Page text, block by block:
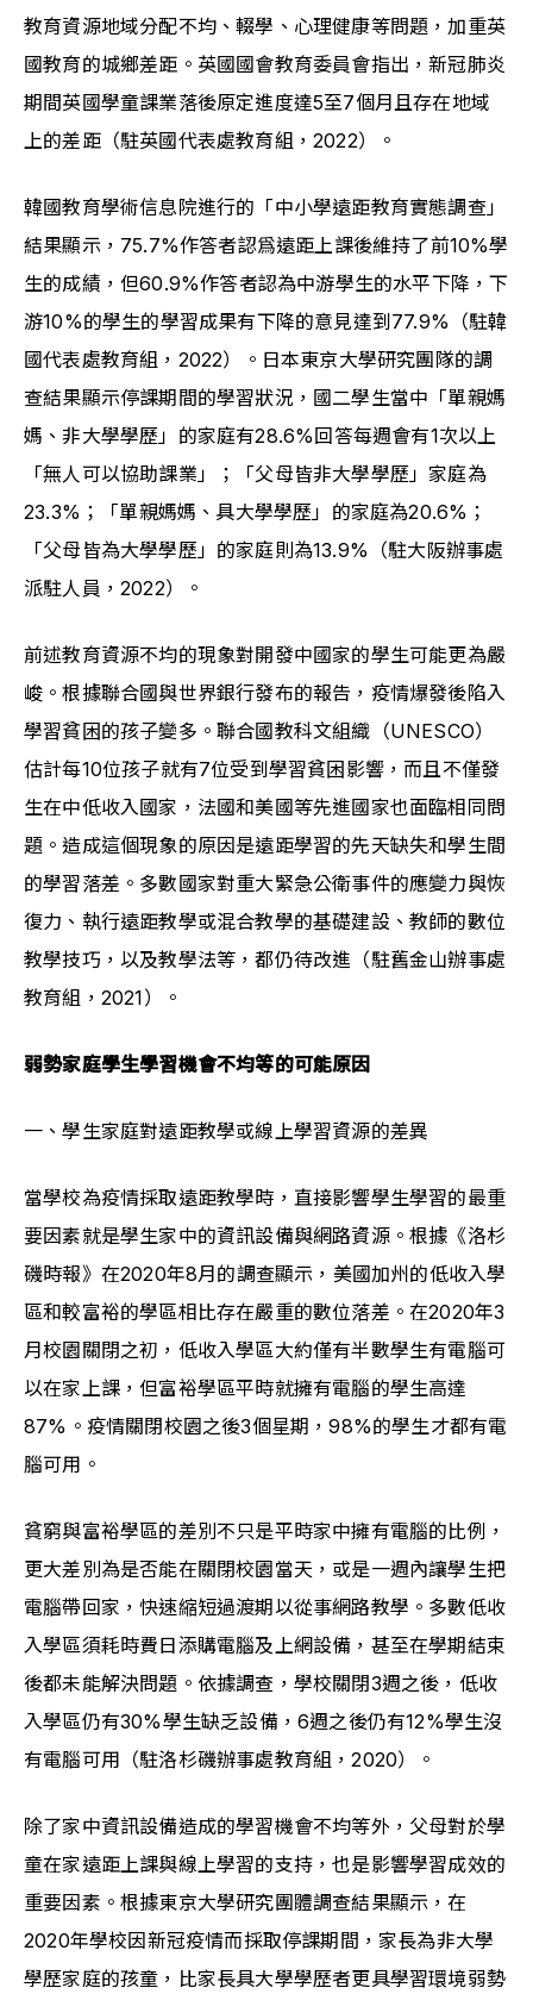
教育資源地域分配不均、輟學、心理健康等問題，加重英
國教育的城鄉差距。英國國會教育委員會指出，新冠肺炎
期間英國學童課業落後原定進度達5至7個月且存在地域
上的差距（駐英國代表處教育組，2022）。
韓國教育學術信息院進行的「中小學遠距教育實態調查」
結果顯示，75.7%作答者認爲遠距上課後維持了前10%學
生的成績，但60.9%作答者認為中游學生的水平下降，下
游10%的學生的學習成果有下降的意見達到77.9%（駐韓
國代表處教育組，2022）。日本東京大學研究團隊的調
查結果顯示停課期間的學習狀況，國二學生當中「單親媽
媽、非大學學歷」的家庭有28.6%回答每週會有1次以上
「無人可以協助課業」；「父母皆非大學學歷」家庭為
23.3%；「單親媽媽、具大學學歷」的家庭為20.6%；
「父母皆為大學學歷」的家庭則為13.9%（駐大阪辦事處
派駐人員，2022）。
前述教育資源不均的現象對開發中國家的學生可能更為嚴
峻。根據聯合國與世界銀行發布的報告，疫情爆發後陷入
學習貧困的孩子變多。聯合國教科文組織（UNESCO）
估計每10位孩子就有7位受到學習貧困影響，而且不僅發
生在中低收入國家，法國和美國等先進國家也面臨相同問
題。造成這個現象的原因是遠距學習的先天缺失和學生間
的學習落差。多數國家對重大緊急公衛事件的應變力與恢
復力、執行遠距教學或混合教學的基礎建設、教師的數位
教學技巧，以及教學法等，都仍待改進（駐舊金山辦事處
教育組，2021）。
弱勢家庭學生學習機會不均等的可能原因
一、學生家庭對遠距教學或線上學習資源的差異
當學校為疫情採取遠距教學時，直接影響學生學習的最重
要因素就是學生家中的資訊設備與網路資源。根據《洛杉
磯時報》在2020年8月的調查顯示，美國加州的低收入學
區和較富裕的學區相比存在嚴重的數位落差。在2020年3
月校園關閉之初，低收入學區大約僅有半數學生有電腦可
以在家上課，但富裕學區平時就擁有電腦的學生高達
87%。疫情關閉校園之後3個星期，98%的學生才都有電
腦可用。
貧窮與富裕學區的差別不只是平時家中擁有電腦的比例，
更大差別為是否能在關閉校園當天，或是一週內讓學生把
電腦帶回家，快速縮短過渡期以從事網路教學。多數低收
入學區須耗時費日添購電腦及上網設備，甚至在學期結束
後都未能解決問題。依據調查，學校關閉3週之後，低收
入學區仍有30%學生缺乏設備，6週之後仍有12%學生沒
有電腦可用（駐洛杉磯辦事處教育組，2020）。
除了家中資訊設備造成的學習機會不均等外，父母對於學
童在家遠距上課與線上學習的支持，也是影響學習成效的
重要因素。根據東京大學研究團體調查結果顯示，在
2020年學校因新冠疫情而採取停課期間，家長為非大學
學歷家庭的孩童，比家長具大學學歷者更具學習環境弱勢